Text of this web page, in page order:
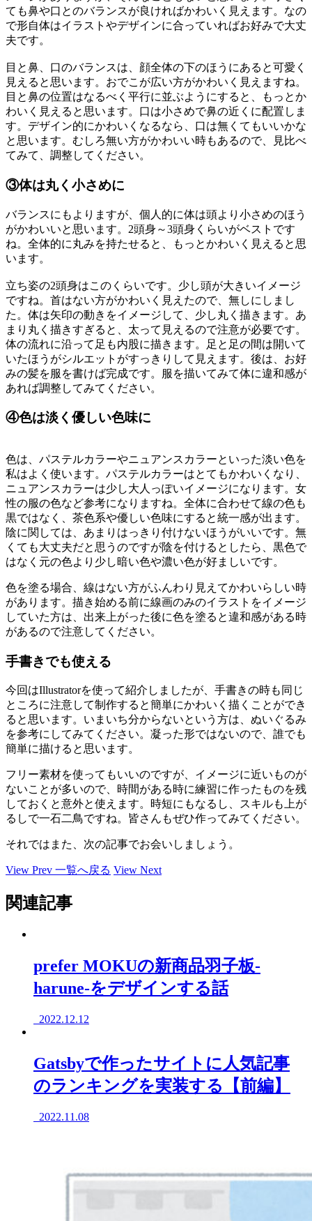
ても鼻や口とのバランスが良ければかわいく見えます。なの
で形自体はイラストやデザインに合っていればお好みで大丈
夫です。
目と鼻、口のバランスは、顔全体の下のほうにあると可愛く
見えると思います。おでこが広い方がかわいく見えますね。
目と鼻の位置はなるべく平行に並ぶようにすると、もっとか
わいく見えると思います。口は小さめで鼻の近くに配置しま
す。デザイン的にかわいくなるなら、口は無くてもいいかな
と思います。むしろ無い方がかわいい時もあるので、見比べ
てみて、調整してください。
③体は丸く小さめに
バランスにもよりますが、個人的に体は頭より小さめのほう
がかわいいと思います。2頭身～3頭身くらいがベストです
ね。全体的に丸みを持たせると、もっとかわいく見えると思
います。
立ち姿の2頭身はこのくらいです。少し頭が大きいイメージ
ですね。首はない方がかわいく見えたので、無しにしまし
た。体は矢印の動きをイメージして、少し丸く描きます。あ
まり丸く描きすぎると、太って見えるので注意が必要です。
体の流れに沿って足も内股に描きます。足と足の間は開いて
いたほうがシルエットがすっきりして見えます。後は、お好
みの髪を服を書けば完成です。服を描いてみて体に違和感が
あれば調整してみてください。
④色は淡く優しい色味に
色は、パステルカラーやニュアンスカラーといった淡い色を
私はよく使います。パステルカラーはとてもかわいくなり、
ニュアンスカラーは少し大人っぽいイメージになります。女
性の服の色など参考になりますね。全体に合わせて線の色も
黒ではなく、茶色系や優しい色味にすると統一感が出ます。
陰に関しては、あまりはっきり付けないほうがいいです。無
くても大丈夫だと思うのですが陰を付けるとしたら、黒色で
はなく元の色より少し暗い色や濃い色が好ましいです。
色を塗る場合、線はない方がふんわり見えてかわいらしい時
があります。描き始める前に線画のみのイラストをイメージ
していた方は、出来上がった後に色を塗ると違和感がある時
があるので注意してください。
手書きでも使える
今回はIllustratorを使って紹介しましたが、手書きの時も同じ
ところに注意して制作すると簡単にかわいく描くことができ
ると思います。いまいち分からないという方は、ぬいぐるみ
を参考にしてみてください。凝った形ではないので、誰でも
簡単に描けると思います。
フリー素材を使ってもいいのですが、イメージに近いものが
ないことが多いので、時間がある時に練習に作ったものを残
しておくと意外と使えます。時短にもなるし、スキルも上が
るしで一石二鳥ですね。皆さんもぜひ作ってみてください。
それではまた、次の記事でお会いしましょう。
View Prev 一覧へ戻る View Next
関連記事
prefer MOKUの新商品羽子板-
harune-をデザインする話
2022.12.12
Gatsbyで作ったサイトに人気記事
のランキングを実装する【前編】
2022.11.08